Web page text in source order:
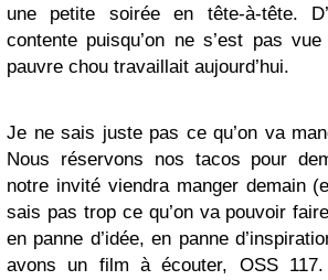
une petite soirée en tête-à-tête.
contente puisqu’on ne s’est pas
pauvre chou travaillait aujourd’hui.
Je ne sais juste pas ce qu’on va
Nous réservons nos tacos pour
notre invité viendra manger demain
sais pas trop ce qu’on va pouvoir
en panne d’idée, en panne
avons un film à écouter, OSS